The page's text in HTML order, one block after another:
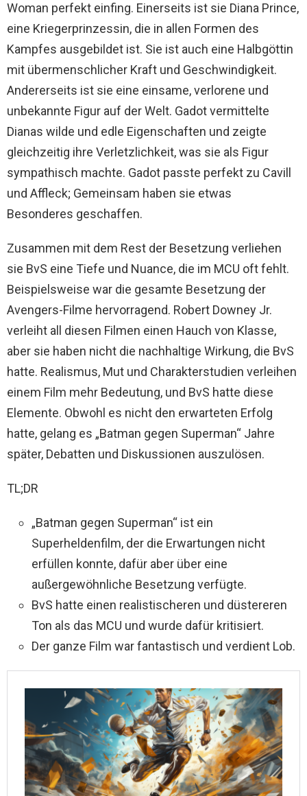
Woman perfekt einfing. Einerseits ist sie Diana Prince,
eine Kriegerprinzessin, die in allen Formen des
Kampfes ausgebildet ist. Sie ist auch eine Halbgöttin
mit übermenschlicher Kraft und Geschwindigkeit.
Andererseits ist sie eine einsame, verlorene und
unbekannte Figur auf der Welt. Gadot vermittelte
Dianas wilde und edle Eigenschaften und zeigte
gleichzeitig ihre Verletzlichkeit, was sie als Figur
sympathisch machte. Gadot passte perfekt zu Cavill
und Affleck; Gemeinsam haben sie etwas
Besonderes geschaffen.
Zusammen mit dem Rest der Besetzung verliehen
sie BvS eine Tiefe und Nuance, die im MCU oft fehlt.
Beispielsweise war die gesamte Besetzung der
Avengers-Filme hervorragend. Robert Downey Jr.
verleiht all diesen Filmen einen Hauch von Klasse,
aber sie haben nicht die nachhaltige Wirkung, die BvS
hatte. Realismus, Mut und Charakterstudien verleihen
einem Film mehr Bedeutung, und BvS hatte diese
Elemente. Obwohl es nicht den erwarteten Erfolg
hatte, gelang es „Batman gegen Superman“ Jahre
später, Debatten und Diskussionen auszulösen.
TL;DR
„Batman gegen Superman“ ist ein
Superheldenfilm, der die Erwartungen nicht
erfüllen konnte, dafür aber über eine
außergewöhnliche Besetzung verfügte.
BvS hatte einen realistischeren und düstereren
Ton als das MCU und wurde dafür kritisiert.
Der ganze Film war fantastisch und verdient Lob.